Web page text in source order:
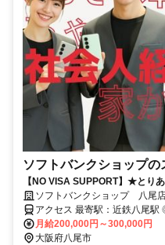
ソフトバンクショップの
【NO VISA SUPPORT】★とり
短1週間で内定可！正社員デビュ
ソフトバンクショップ 八尾
アクセス 最寄駅：近鉄八尾
月給200,000円～300,000円
大阪府八尾市